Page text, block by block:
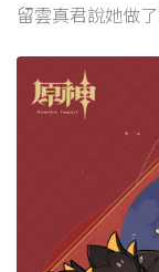
留雲真君說她做